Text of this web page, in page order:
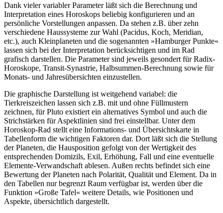
Dank vieler variabler Parameter läßt sich die Berechnung und
Interpretation eines Horoskops beliebig konfigurieren und an
persönliche Vorstellungen anpassen. Da stehen z.B. über zehn
verschiedene Haussysteme zur Wahl (Pacidus, Koch, Meridian,
etc.), auch Kleinplaneten und die sogenannten »Hamburger Punkte«
lassen sich bei der Interpretation berücksichtigen und im Rad
grafisch darstellen. Die Parameter sind jeweils gesondert für Radix-
Horoskope, Transit-Synastrie, Halbsummen-Berechnung sowie für
Monats- und Jahresübersichten einzustellen.
Die graphische Darstellung ist weitgehend variabel: die
Tierkreiszeichen lassen sich z.B. mit und ohne Füllmustern
zeichnen, für Pluto existiert ein alternatives Symbol und auch die
Strichstärken für Aspektlinien sind frei einstellbar. Unter dem
Horoskop-Rad stellt eine Informations- und Übersichtskarte in
Tabellenform die wichtigen Faktoren dar. Dort läßt sich die Stellung
der Planeten, die Hausposition gefolgt von der Wertigkeit des
entsprechenden Domizils, Exil, Erhöhung, Fall und eine eventuelle
Elemente-Verwandschaft ablesen. Außen rechts befindet sich eine
Bewertung der Planeten nach Polarität, Qualität und Element. Da in
den Tabellen nur begrenzt Raum verfügbar ist, werden über die
Funktion »Große Tafel« weitere Details, wie Positionen und
Aspekte, übersichtlich dargestellt.